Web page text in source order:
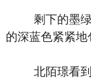
剩下的墨绿
的深蓝色紧紧地
北陌璟看到